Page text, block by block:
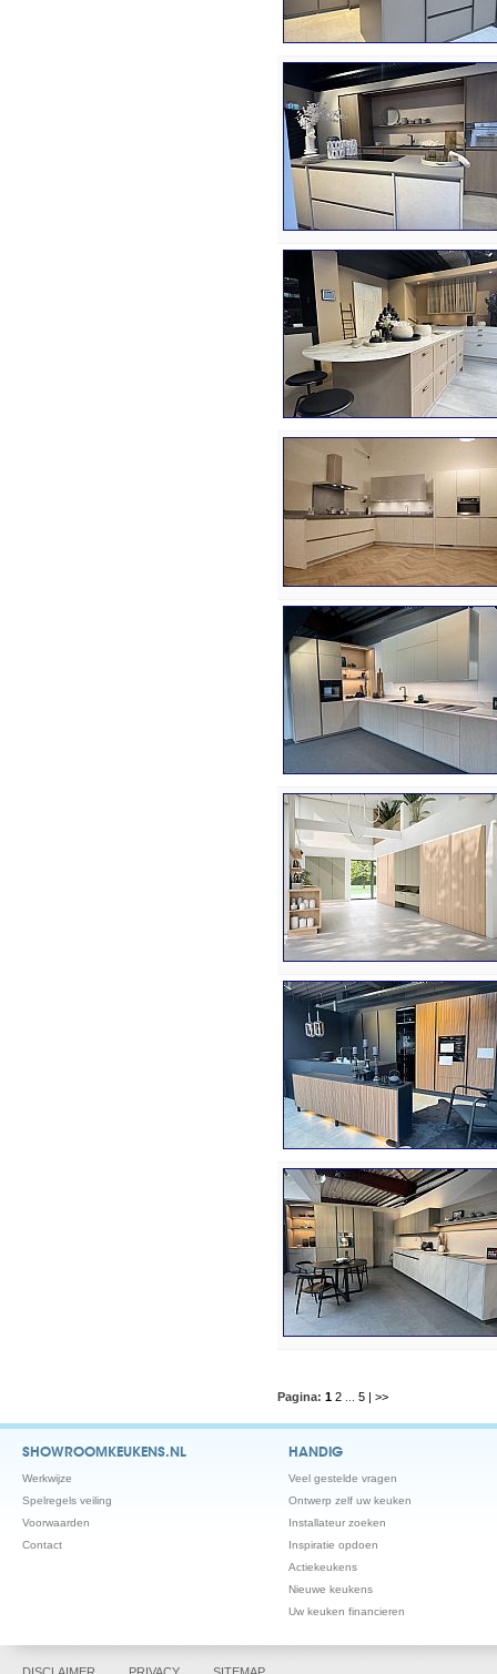
Pagina: 1 2 5 | >>
SHOWROOMKEUKENS.NL
Werkwijze
Spelregels veiling
Voorwaarden
Contact
HANDIG
Veel gestelde vragen
Ontwerp zelf uw keuken
Installateur zoeken
Inspiratie opdoen
Actiekeukens
Nieuwe keukens
Uw keuken financieren